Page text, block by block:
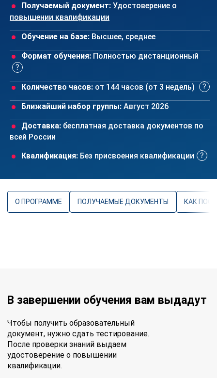
Получаемый документ: Удостоверение о
повышении квалификации
Обучение на базе: Высшее, среднее
Формат обучения: Полностью дистанционный
Количество часов: от 144 часов (от 3 недель)
Ближайший набор группы: Август 2026
Доставка: бесплатная доставка документов по
всей России
Квалификация: Без присвоения квалификации
О ПРОГРАММЕ ПОЛУЧАЕМЫЕ ДОКУМЕНТЫ КАК
В завершении обучения вам выдадут
Чтобы получить образовательный
документ, нужно сдать тестирование.
После проверки знаний выдаем
удостоверение о повышении
квалификации.